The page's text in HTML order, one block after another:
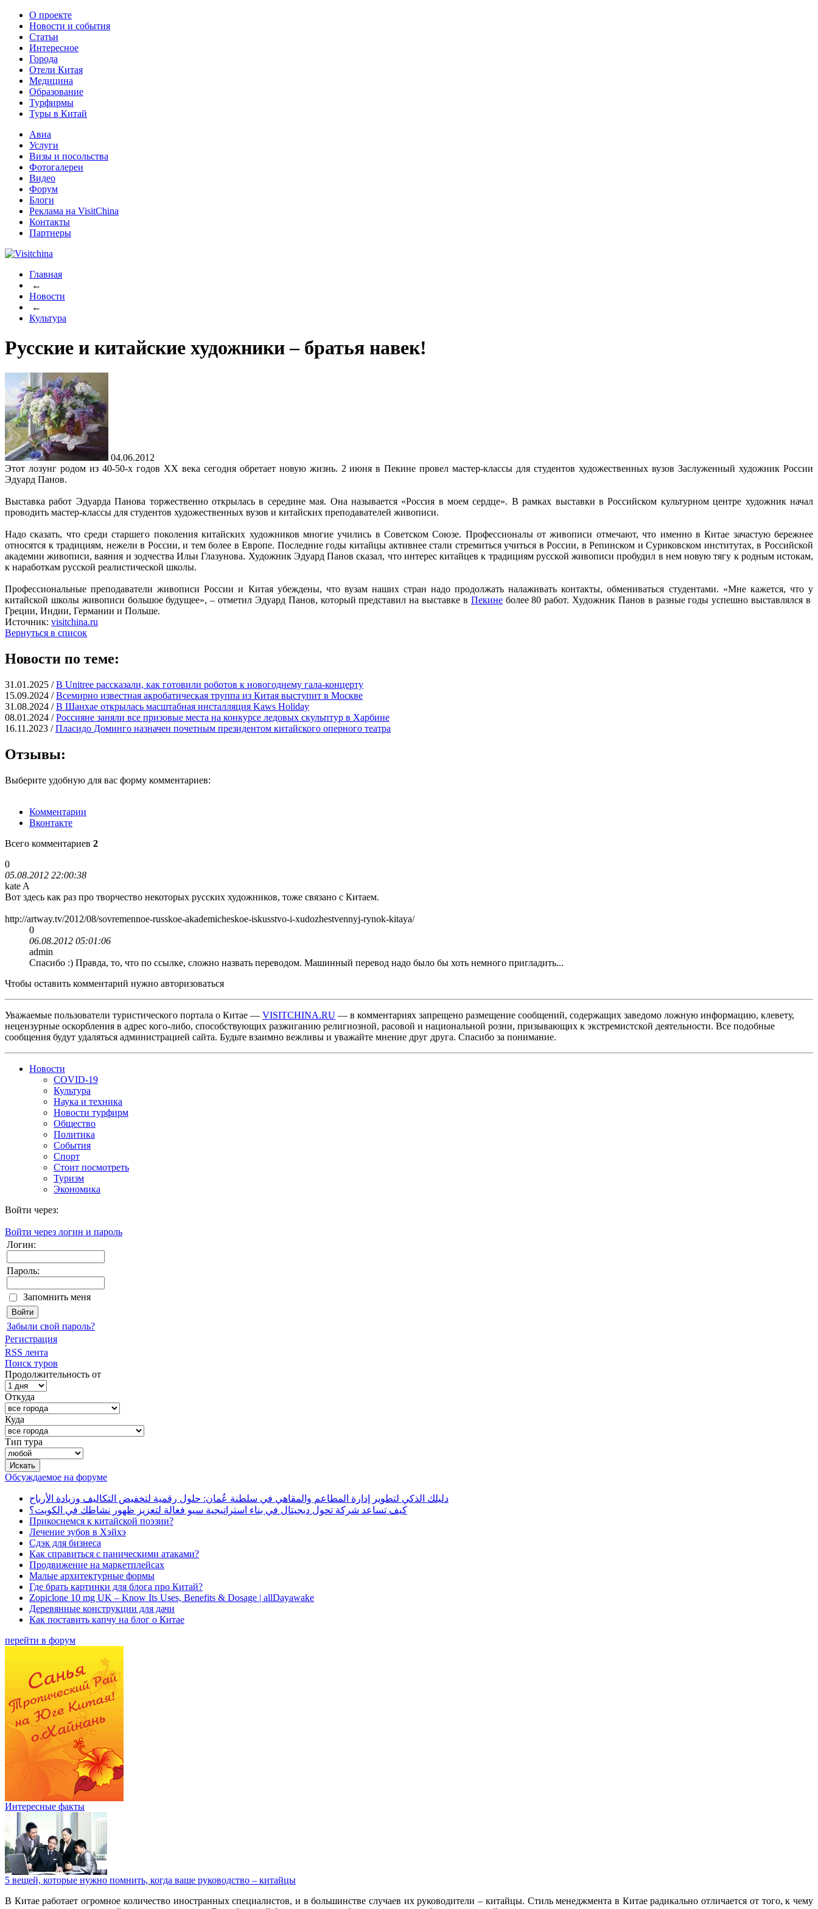
О проекте
Новости и события
Статьи
Интересное
Города
Отели Китая
Медицина
Образование
Турфирмы
Туры в Китай
Авиа
Услуги
Визы и посольства
Фотогалереи
Видео
Форум
Блоги
Реклама на VisitChina
Контакты
Партнеры
Главная
←
Новости
←
Культура
Русские и китайские художники – братья навек!
04.06.2012
Этот лозунг родом из 40-50-х годов ХХ века сегодня обретает новую жизнь. 2 июня в Пекине провел мастер-классы для студентов художественных вузов Заслуженный художник России
Эдуард Панов.
Выставка работ Эдуарда Панова торжественно открылась в середине мая. Она называется «Россия в моем сердце». В рамках выставки в Российском культурном центре художник начал
проводить мастер-классы для студентов художественных вузов и китайских преподавателей живописи.
Надо сказать, что среди старшего поколения китайских художников многие учились в Советском Союзе. Профессионалы от живописи отмечают, что именно в Китае зачастую бережнее
относятся к традициям, нежели в России, и тем более в Европе. Последние годы китайцы активнее стали стремиться учиться в России, в Репинском и Суриковском институтах, в Российской
академии живописи, ваяния и зодчества Ильи Глазунова. Художник Эдуард Панов сказал, что интерес китайцев к традициям русской живописи пробудил в нем новую тягу к родным истокам,
к наработкам русской реалистической школы.
Профессиональные преподаватели живописи России и Китая убеждены, что вузам наших стран надо продолжать налаживать контакты, обмениваться студентами. «Мне кажется, что у
китайской школы живописи большое будущее», – отметил Эдуард Панов, который представил на выставке в Пекинеболее 80 работ. Художник Панов в разные годы успешно выставлялся в
Греции, Индии, Германии и Польше.
Источник: visitchina.ru
Вернуться в список
Новости по теме:
31.01.2025 /В Unitree рассказали, как готовили роботов к новогоднему гала-концерту
15.09.2024 /Всемирно известная акробатическая труппа из Китая выступит в Москве
31.08.2024 /В Шанхае открылась масштабная инсталляция Kaws Holiday
08.01.2024 /Россияне заняли все призовые места на конкурсе ледовых скульптур в Харбине
16.11.2023 /Пласидо Доминго назначен почетным президентом китайского оперного театра
Отзывы:
Выберите удобную для вас форму комментариев:
Комментарии
Вконтакте
Всего комментариев 2
0
05.08.2012 22:00:38
kate A
Вот здесь как раз про творчество некоторых русских художников, тоже связано с Китаем.
http://artway.tv/2012/08/sovremennoe-russkoe-akademicheskoe-iskusstvo-i-xudozhestvennyj-rynok-kitaya/
0
06.08.2012 05:01:06
admin
Спасибо :) Правда, то, что по ссылке, сложно назвать переводом. Машинный перевод надо было бы хоть немного пригладить...
Чтобы оставить комментарий нужно авторизоваться
Уважаемые пользователи туристического портала о Китае — VISITCHINA.RU — в комментариях запрещено размещение сообщений, содержащих заведомо ложную информацию, клевету,
нецензурные оскорбления в адрес кого-либо, способствующих разжиганию религиозной, расовой и национальной розни, призывающих к экстремистской деятельности. Все подобные
сообщения будут удаляться администрацией сайта. Будьте взаимно вежливы и уважайте мнение друг друга. Спасибо за понимание.
Новости
COVID-19
Культура
Наука и техника
Новости турфирм
Общество
Политика
События
Спорт
Стоит посмотреть
Туризм
Экономика
Войти через:
Войти через логин и пароль
Логин:
Пароль:
Запомнить меня
Забыли свой пароль?
Регистрация
RSS лента
Поиск туров
Продолжительность от
Откуда
Куда
Тип тура
Обсуждаемое на форуме
دليلك الذكي لتطوير إدارة المطاعم والمقاهي في سلطنة عُمان: حلول رقمية لتخفيض التكاليف وزيادة الأرباح
كيف تساعد شركة تحول ديجيتال في بناء استراتيجية سيو فعالة لتعزيز ظهور نشاطك في الكويت؟
Прикоснемся к китайской поэзии?
Лечение зубов в Хэйхэ
Сдэк для бизнеса
Как справиться с паническими атаками?
Продвижение на маркетплейсах
Малые архитектурные формы
Где брать картинки для блога про Китай?
Zopiclone 10 mg UK – Know Its Uses, Benefits & Dosage | allDayawake
Деревянные конструкции для дачи
Как поставить капчу на блог о Китае
перейти в форум
Интересные факты
5 вещей, которые нужно помнить, когда ваше руководство – китайцы
В Китае работает огромное количество иностранных специалистов, и в большинстве случаев их руководители – китайцы. Стиль менеджмента в Китае радикально отличается от того, к чему